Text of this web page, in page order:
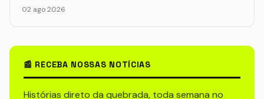
02 ago 2026
📰 RECEBA NOSSAS NOTÍCIAS
Histórias direto da quebrada, toda semana no